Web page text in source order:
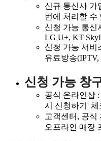
신규 통신사 가
번에 처리할 수
신청 가능 통신
LG U+, KT
신청 가능 서비
유료방송
신청 가능 창
공식 온라인샵
시 신청하기' 체
고객센터, 공식
오프라인 매장